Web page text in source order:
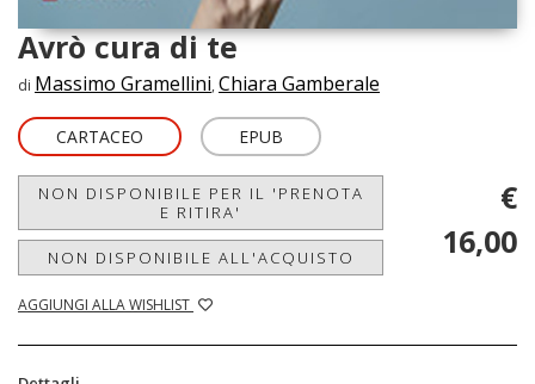
Avrò cura di te
di Massimo Gramellini, Chiara Gamberale
CARTACEO EPUB
NON DISPONIBILE PER IL 'PRENOTA
E RITIRA'
NON DISPONIBILE ALL'ACQUISTO
AGGIUNGI ALLA WISHLIST
€
16,00